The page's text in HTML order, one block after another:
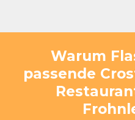
Warum
passende